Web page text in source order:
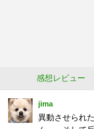
感想レビュー
jima
異動させられ